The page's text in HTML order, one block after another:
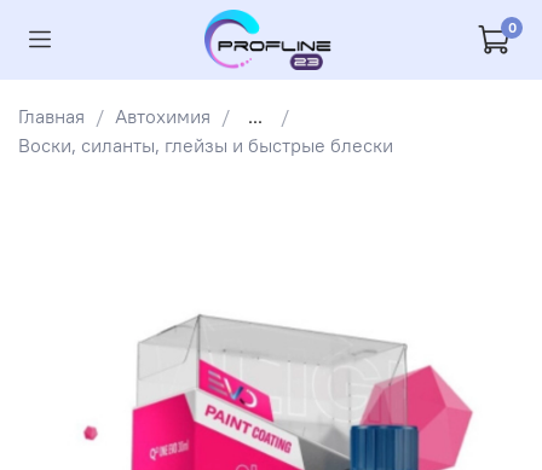
0
Главная Автохимия
...
Воски, силанты, глейзы и быстрые блески